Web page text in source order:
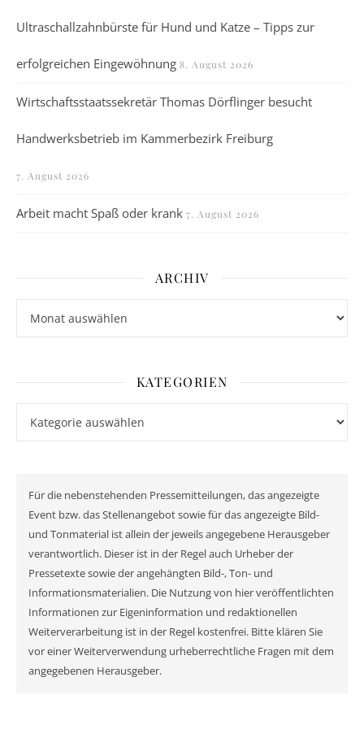
Ultraschallzahnbürste für Hund und Katze – Tipps zur
erfolgreichen Eingewöhnung 8. August 2026
Wirtschaftsstaatssekretär Thomas Dörflinger besucht
Handwerksbetrieb im Kammerbezirk Freiburg
7. August 2026
Arbeit macht Spaß oder krank 7. August 2026
ARCHIV
KATEGORIEN
Für die nebenstehenden Pressemitteilungen, das angezeigte
Event bzw. das Stellenangebot sowie für das angezeigte Bild-
und Tonmaterial ist allein der jeweils angegebene Herausgeber
verantwortlich. Dieser ist in der Regel auch Urheber der
Pressetexte sowie der angehängten Bild-, Ton- und
Informationsmaterialien. Die Nutzung von hier veröffentlichten
Informationen zur Eigeninformation und redaktionellen
Weiterverarbeitung ist in der Regel kostenfrei. Bitte klären Sie
vor einer Weiterverwendung urheberrechtliche Fragen mit dem
angegebenen Herausgeber.